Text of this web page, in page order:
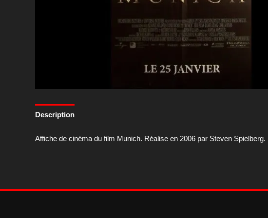
Description
Affiche de cinéma du film Munich. Réalise en 2006 par Steven